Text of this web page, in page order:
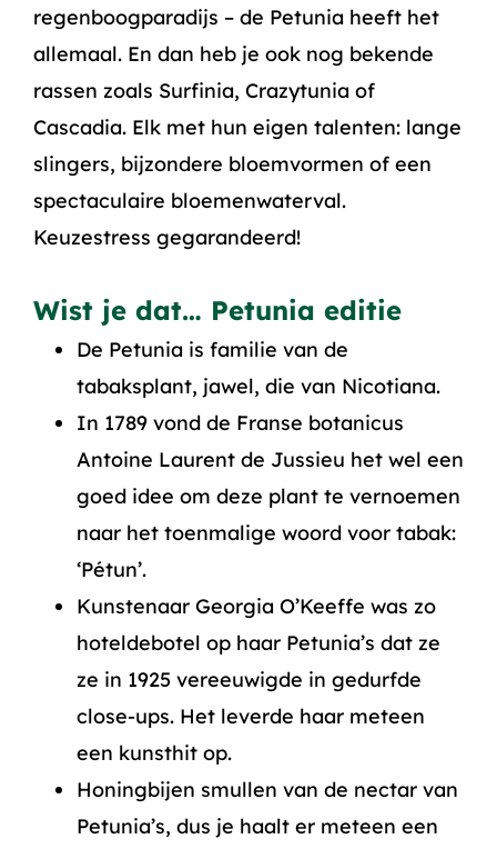
regenboogparadijs – de Petunia heeft het
allemaal. En dan heb je ook nog bekende
rassen zoals Surfinia, Crazytunia of
Cascadia. Elk met hun eigen talenten: lange
slingers, bijzondere bloemvormen of een
spectaculaire bloemenwaterval.
Keuzestress gegarandeerd!
Wist je dat… Petunia editie
De Petunia is familie van de
tabaksplant, jawel, die van Nicotiana.
In 1789 vond de Franse botanicus
Antoine Laurent de Jussieu het wel een
goed idee om deze plant te vernoemen
naar het toenmalige woord voor tabak:
‘Pétun’.
Kunstenaar Georgia O’Keeffe was zo
hoteldebotel op haar Petunia’s dat ze
ze in 1925 vereeuwigde in gedurfde
close-ups. Het leverde haar meteen
een kunsthit op.
Honingbijen smullen van de nectar van
Petunia’s, dus je haalt er meteen een